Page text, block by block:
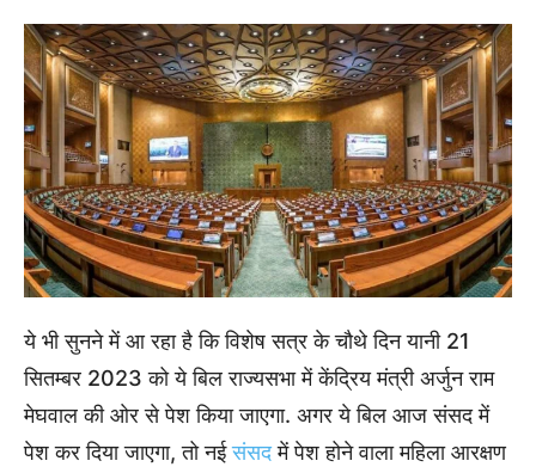
ये भी सुनने में आ रहा है कि विशेष सत्र के चौथे दिन यानी 21
सितम्बर 2023 को ये बिल राज्यसभा में केंद्रिय मंत्री अर्जुन राम
मेघवाल की ओर से पेश किया जाएगा. अगर ये बिल आज संसद में
पेश कर दिया जाएगा, तो नईसंसदमें पेश होने वाला महिला आरक्षण